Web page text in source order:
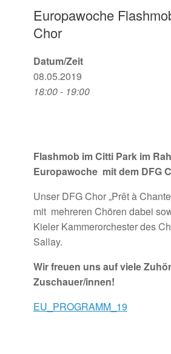
Europawoche
Chor
Datum/Zeit
08.05.2019
18:00 - 19:00
Flashmob im Citti Park im
Europawoche mit dem DFG
Unser DFG Chor „Prêt à
mit mehreren Chören dabei
Kieler Kammerorchester des
Sallay.
Wir freuen uns auf viele
Zuschauer/innen!
EU_PROGRAMM_19